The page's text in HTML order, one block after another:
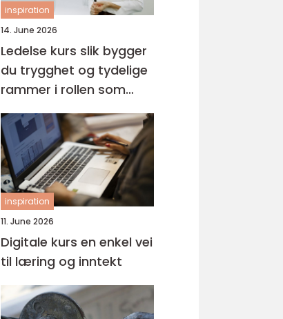
inspiration
14. June 2026
Ledelse kurs slik bygger
du trygghet og tydelige
rammer i rollen som
leder
inspiration
11. June 2026
Digitale kurs en enkel vei
til læring og inntekt